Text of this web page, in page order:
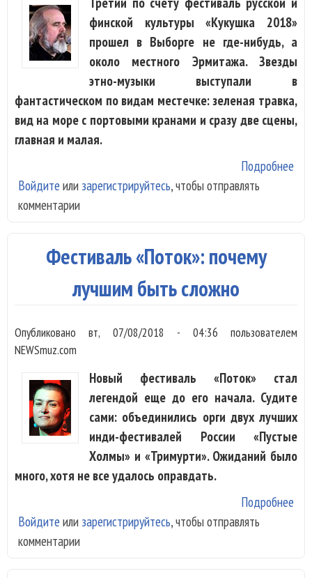
финской культуры «Кукушка 2018»
прошел в Выборге не где-нибудь, а
около местного Эрмитажа. Звезды
этно-музыки выступали в
фантастическом по видам местечке: зеленая травка,
вид на море с портовыми кранами и сразу две сцены,
главная и малая.
Подробнее
Войдите или зарегистрируйтесь, чтобы отправлять
комментарии
Фестиваль «Поток»: почему
лучшим быть сложно
Опубликовановт, 07/08/2018 - 04:36 пользователем
NEWSmuz.com
Новый фестиваль «Поток» стал
легендой еще до его начала. Судите
сами: объединились орги двух лучших
инди-фестивалей России «Пустые
Холмы» и «Тримурти». Ожиданий было
много, хотя не все удалось оправдать.
Подробнее
Войдите или зарегистрируйтесь, чтобы отправлять
комментарии